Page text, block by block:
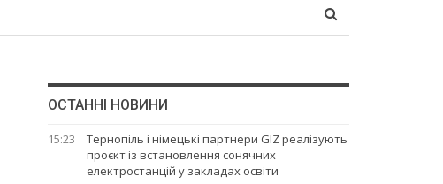
ОСТАННІ НОВИНИ
15:23
Тернопіль і німецькі партнери GIZ реалізують
проєкт із встановлення сонячних
електростанцій у закладах освіти